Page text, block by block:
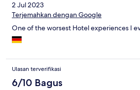
2 Jul 2023
Terjemahkan dengan Google
One of the worsest Hotel experiences I
Ulasan terverifikasi
6/10 Bagus